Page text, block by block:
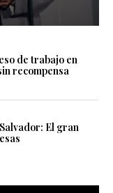
de trabajo en
recompensa
El gran